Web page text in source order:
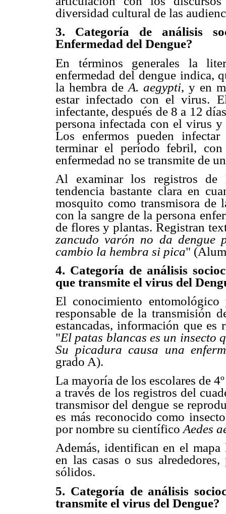
diversidad cultural de las
3. Categoría de análisis
Enfermedad del Dengue?
En términos generales la
enfermedad del dengue indica,
la hembra de A. aegypti, y en
estar infectado con el virus.
infectante, después de 8 a 12
persona infectada con el virus
Los enfermos pueden
terminar el período febril,
enfermedad no se transmite de
Al examinar los registros de
tendencia bastante clara en
mosquito como transmisora de
con la sangre de la persona
de flores y plantas. Registran
zancudo varón no da dengue
cambio la hembra si pica"
4. Categoría de análisis
que transmite el virus del
El conocimiento
responsable de la transmisión
estancadas, información que es
"El patas blancas es un insecto
Su picadura causa una
grado A).
La mayoría de los escolares de
a través de los registros del
transmisor del dengue se
es más reconocido como
por nombre su científico Aedes
Además, identifican en el
en las casas o sus
sólidos.
5. Categoría de análisis
transmite el virus del Dengue?